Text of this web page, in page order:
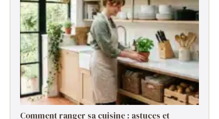
Comment ranger sa cuisine : astuces et